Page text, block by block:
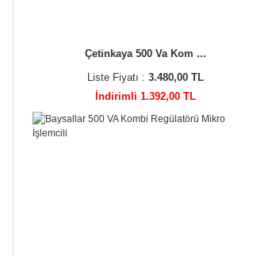
Çetinkaya 500 Va Kom ...
Liste Fiyatı : 3.480,00 TL
İndirimli 1.392,00 TL